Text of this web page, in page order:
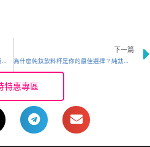
下一篇
特惠專區